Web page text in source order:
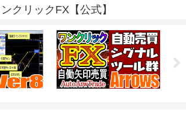
クリックFX【公式】